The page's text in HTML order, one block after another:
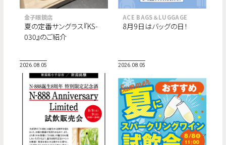
金子眼鏡店
夏の定番サングラス『KS-
030』のご紹介
ACE BAGS＆LUGGAGE
8月9日はバッグの日！
2026.08.05 2026.08.05